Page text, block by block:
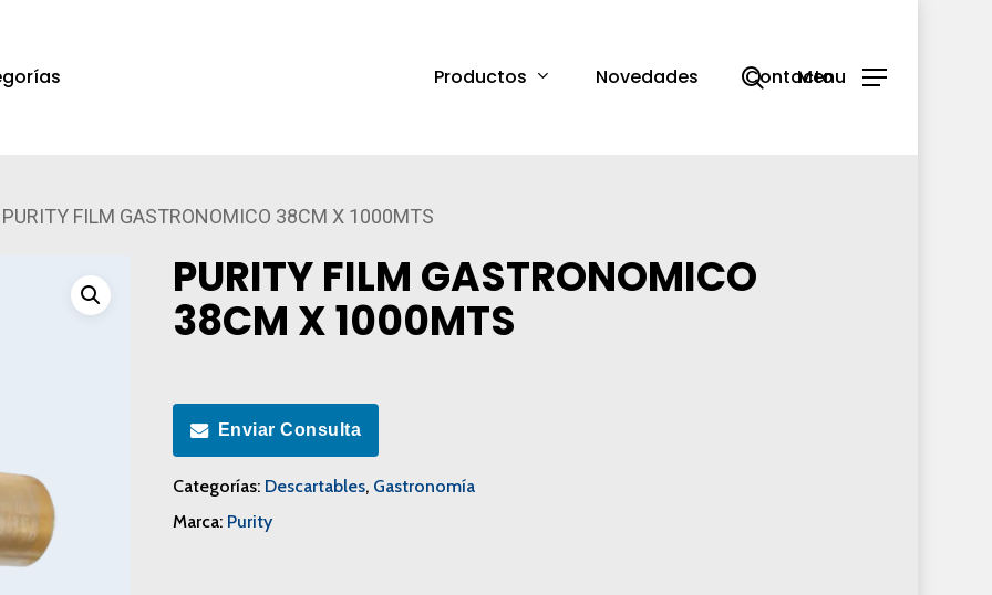
Productos Novedades Contacto
search
Menu
PURITY FILM GASTRONOMICO 38CM X 1000MTS
PURITY FILM GASTRONOMICO
38CM X 1000MTS
Enviar Consulta
Categorías: Descartables, Gastronomía
Marca: Purity